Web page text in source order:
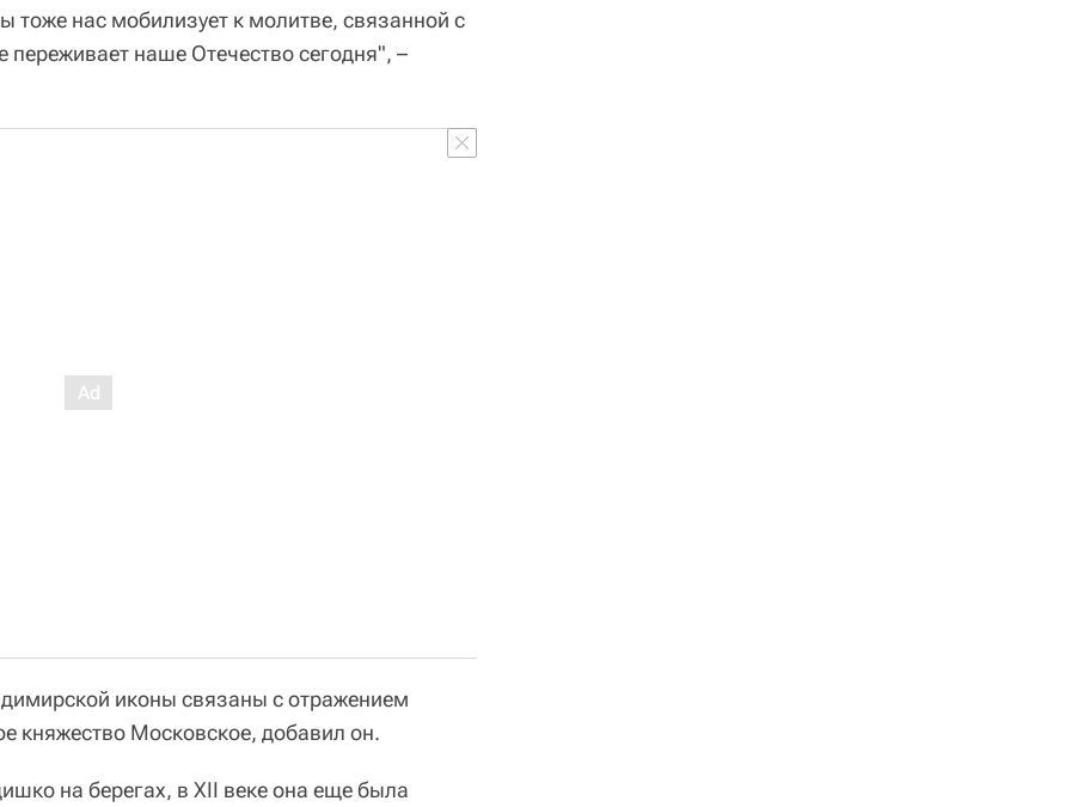
тоже нас мобилизует к молитве, связанной с
наше Отечество сегодня", –
иконы связаны с отражением
княжество Московское, добавил он.
на берегах, в XII веке она еще была